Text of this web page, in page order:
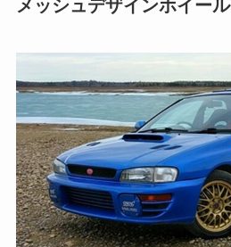
メッシュデザインホイール